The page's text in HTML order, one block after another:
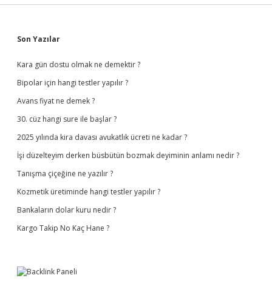
Sidebar
Son Yazılar
Kara gün dostu olmak ne demektir ?
Bipolar için hangi testler yapılır ?
Avans fiyat ne demek ?
30. cüz hangi sure ile başlar ?
2025 yılında kira davası avukatlık ücreti ne kadar ?
İşi düzelteyim derken büsbütün bozmak deyiminin anlamı nedir ?
Tanışma çiçeğine ne yazılır ?
Kozmetik üretiminde hangi testler yapılır ?
Bankaların dolar kuru nedir ?
Kargo Takip No Kaç Hane ?